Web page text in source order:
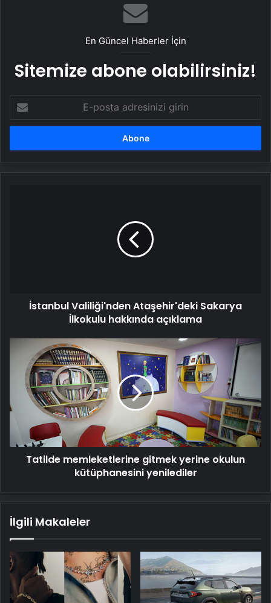
En Güncel Haberler İçin
Sitemize abone olabilirsiniz!
posta
adresinizi
İstanbul Valiliği'nden Ataşehir'deki Sakarya
İlkokulu hakkında açıklama
memleketlerine
gitmek
yerine
okulun
kütüphanesini
Tatilde memleketlerine gitmek yerine okulun
kütüphanesini yenilediler
İlgili Makaleler